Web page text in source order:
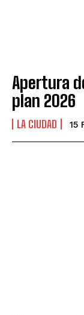
Apertura
plan 2026
LA CIUDAD 15